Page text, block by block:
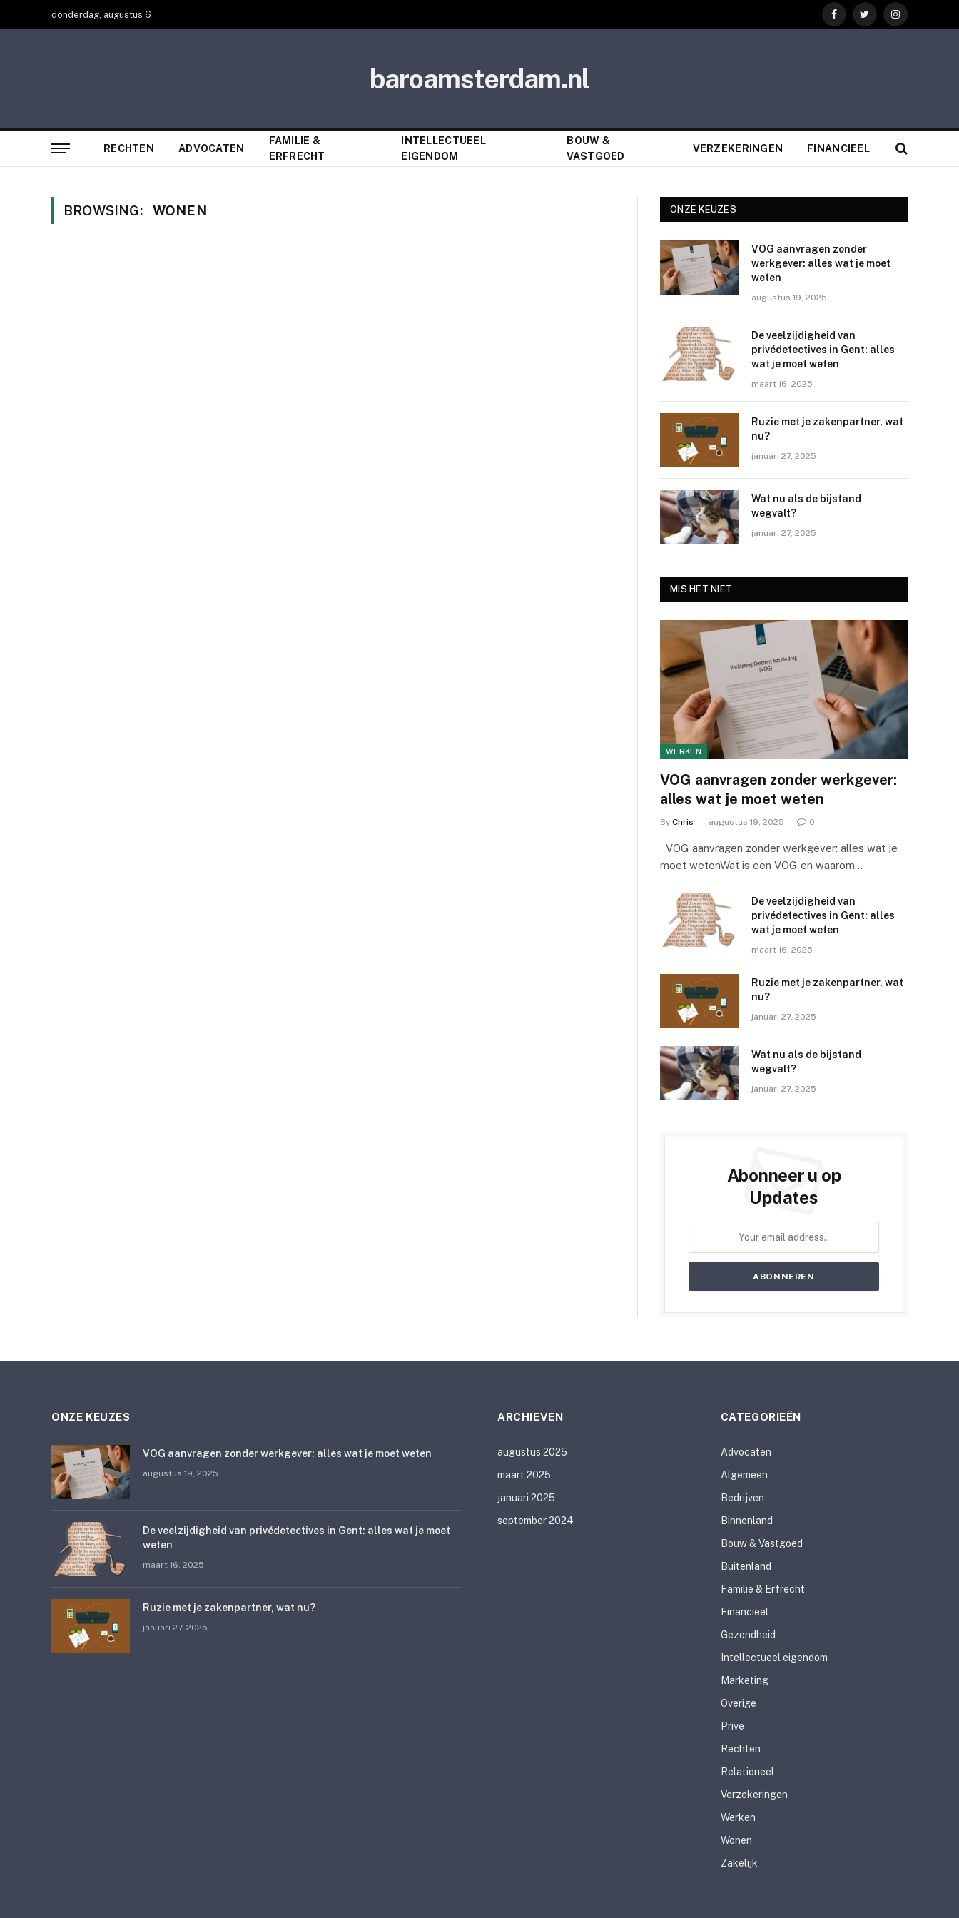
donderdag, augustus 6
FacebookTwitterInstagram
baroamsterdam.nl
RECHTEN ADVOCATEN
FAMILIE &
ERFRECHT
INTELLECTUEEL
EIGENDOM
BOUW &
VASTGOED
VERZEKERINGEN FINANCIEEL
BROWSING: WONEN ONZE KEUZES
VOG aanvragen zonder
werkgever: alles wat je moet
weten
augustus 19, 2025
De veelzijdigheid van
privédetectives in Gent: alles
wat je moet weten
maart 16, 2025
Ruzie met je zakenpartner, wat
nu?
januari 27, 2025
Wat nu als de bijstand
wegvalt?
januari 27, 2025
MIS HET NIET
WERKEN
VOG aanvragen zonder werkgever:
alles wat je moet weten
By Chris augustus 19, 2025 0
VOG aanvragen zonder werkgever: alles wat je
moet wetenWat is een VOG en waarom…
De veelzijdigheid van
privédetectives in Gent: alles
wat je moet weten
maart 16, 2025
Ruzie met je zakenpartner, wat
nu?
januari 27, 2025
Wat nu als de bijstand
wegvalt?
januari 27, 2025
Abonneer u op
Updates
ONZE KEUZES
VOG aanvragen zonder werkgever: alles wat je moet weten
augustus 19, 2025
De veelzijdigheid van privédetectives in Gent: alles wat je moet
weten
maart 16, 2025
Ruzie met je zakenpartner, wat nu?
januari 27, 2025
ARCHIEVEN
augustus 2025
maart 2025
januari 2025
september 2024
CATEGORIEËN
Advocaten
Algemeen
Bedrijven
Binnenland
Bouw & Vastgoed
Buitenland
Familie & Erfrecht
Financieel
Gezondheid
Intellectueel eigendom
Marketing
Overige
Prive
Rechten
Relationeel
Verzekeringen
Werken
Wonen
Zakelijk